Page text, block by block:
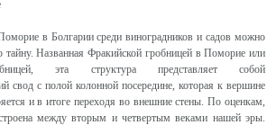
в Болгарии среди виноградников и садов можно
тайну. Названная Фракийской гробницей в Поморие или
эта структура представляет собой
свод с полой колонной посередине, которая к вершине
и в итоге переходя во внешние стены. По оценкам,
между вторым и четвертым веками нашей эры.